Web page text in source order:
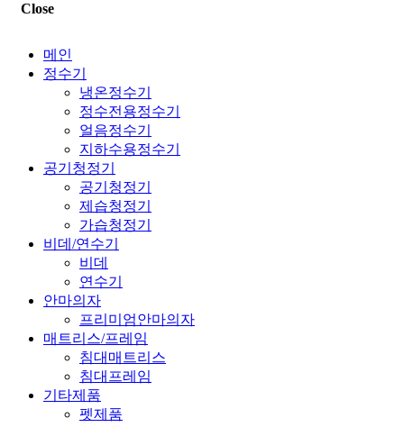
Close
메인
정수기
냉온정수기
정수전용정수기
얼음정수기
지하수용정수기
공기청정기
공기청정기
제습청정기
가습청정기
비데/연수기
비데
연수기
안마의자
프리미엄안마의자
매트리스/프레임
침대매트리스
침대프레임
기타제품
펫제품